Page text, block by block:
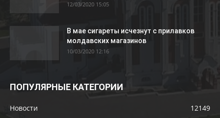
12/03/2020 15:05
В мае сигареты исчезнут с прилавков
молдавских магазинов
10/03/2020 12:16
ПОПУЛЯРНЫЕ КАТЕГОРИИ
Новости 12149